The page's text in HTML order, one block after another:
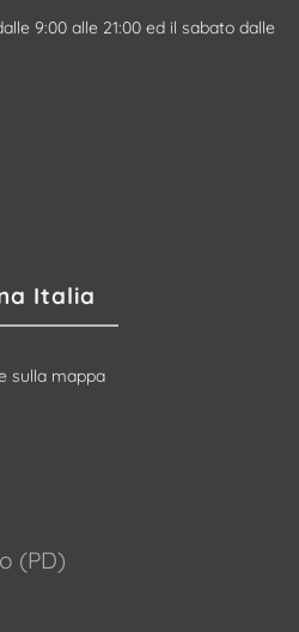
9:00 alle 21:00 ed il sabato dalle
Italia
sulla mappa
(PD)